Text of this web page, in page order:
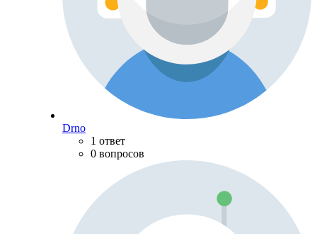
Drno
1 ответ
0 вопросов